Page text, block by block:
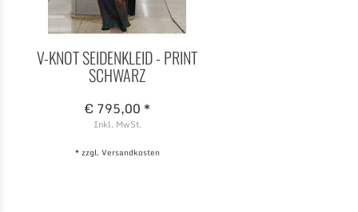
V-KNOT SEIDENKLEID - PRINT
SCHWARZ
€ 795,00 *
Inkl. MwSt.
* zzgl.Versandkosten